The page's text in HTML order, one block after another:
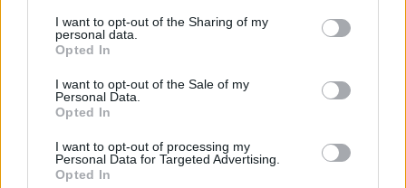
I want to opt-out of the Sharing of my
personal data.
Opted In
I want to opt-out of the Sale of my
Personal Data.
Opted In
I want to opt-out of processing my
Personal Data for Targeted Advertising.
Opted In
συρραφής του δέρματος επιτρέπουν να βραχεί
το χειρουργημένο χέρι 5-6 μέρες μετά το
χειρουργείο και δεν χρειάζεται αφαίρεση
ραμμάτων.
Δείτε επίσης:Το περπάτημα μπορεί
να μειώσει τον πόνο στη μέση –